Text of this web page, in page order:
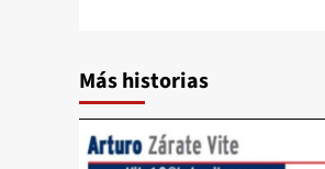
Más historias